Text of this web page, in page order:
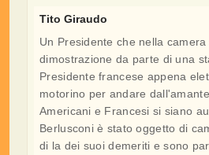
Tito Giraudo
Un Presidente che nella
dimostrazione da parte di una
Presidente francese appena
motorino per andare
Americani e Francesi si siano
Berlusconi è stato oggetto di
di la dei suoi demeriti e sono